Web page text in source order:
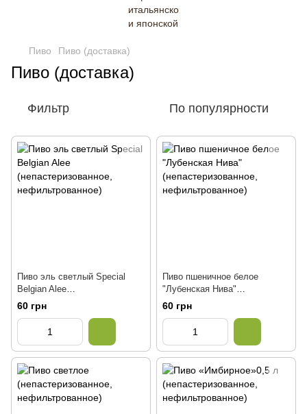
Пиво Пиво (доставка)
Пиво (доставка)
Фильтр По популярности
Пиво эль светлый Special
Belgian Alee
(непастеризованное,
нефильтрованное)
60 грн
Пиво пшеничное белое
"Лубенская Нива"
(непастеризованное,
нефильтрованное)
60 грн